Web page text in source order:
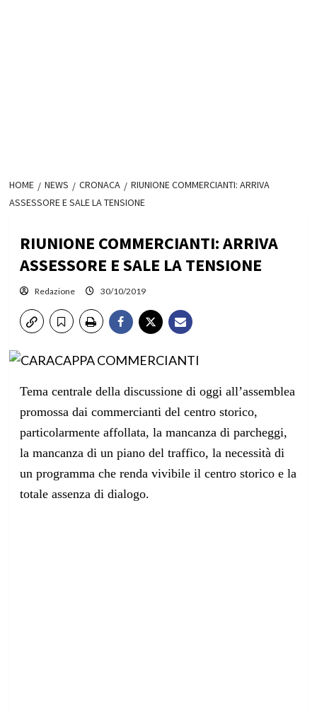
HOME NEWS CRONACA
RIUNIONE COMMERCIANTI: ARRIVA
ASSESSORE E SALE LA TENSIONE
RIUNIONE COMMERCIANTI: ARRIVA
ASSESSORE E SALE LA TENSIONE
Redazione 30/10/2019
Tema centrale della discussione di oggi all’assemblea
promossa dai commercianti del centro storico,
particolarmente affollata, la mancanza di parcheggi,
la mancanza di un piano del traffico, la necessità di
un programma che renda vivibile il centro storico e la
totale assenza di dialogo.